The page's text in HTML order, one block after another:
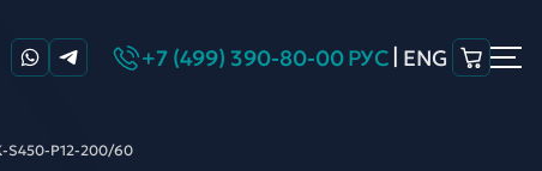
+7 (499) 390-80-00РУС ENG
S450-P12-200/60